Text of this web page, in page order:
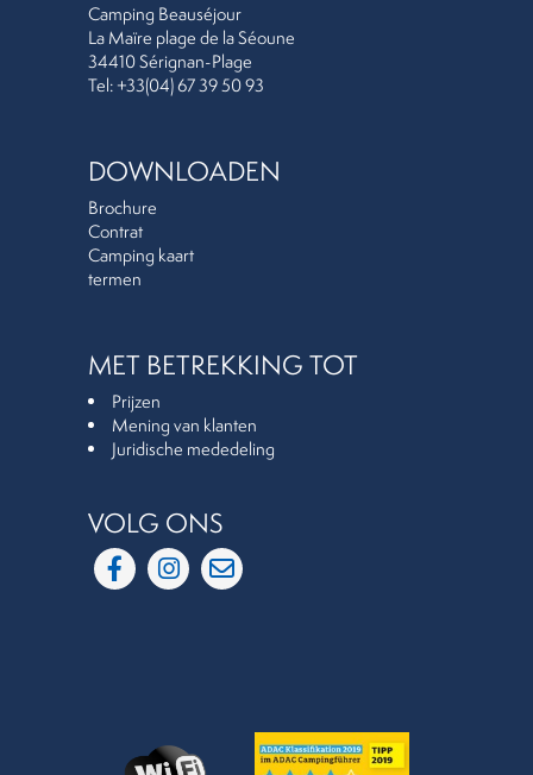
Camping Beauséjour
La Maïre plage de la Séoune
34410 Sérignan-Plage
Tel: +33(04) 67 39 50 93
DOWNLOADEN
Brochure
Contrat
Camping kaart
termen
MET BETREKKING TOT
Prijzen
Mening van klanten
Juridische mededeling
VOLG ONS